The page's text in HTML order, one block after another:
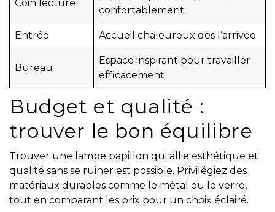
Coin lecture
confortablement
Entrée Accueil chaleureux dès l’arrivée
Bureau
Espace inspirant pour travailler
efficacement
Budget et qualité :
trouver le bon équilibre
Trouver une lampe papillon qui allie esthétique et
qualité sans se ruiner est possible. Privilégiez des
matériaux durables comme le métal ou le verre,
tout en comparant les prix pour un choix éclairé.